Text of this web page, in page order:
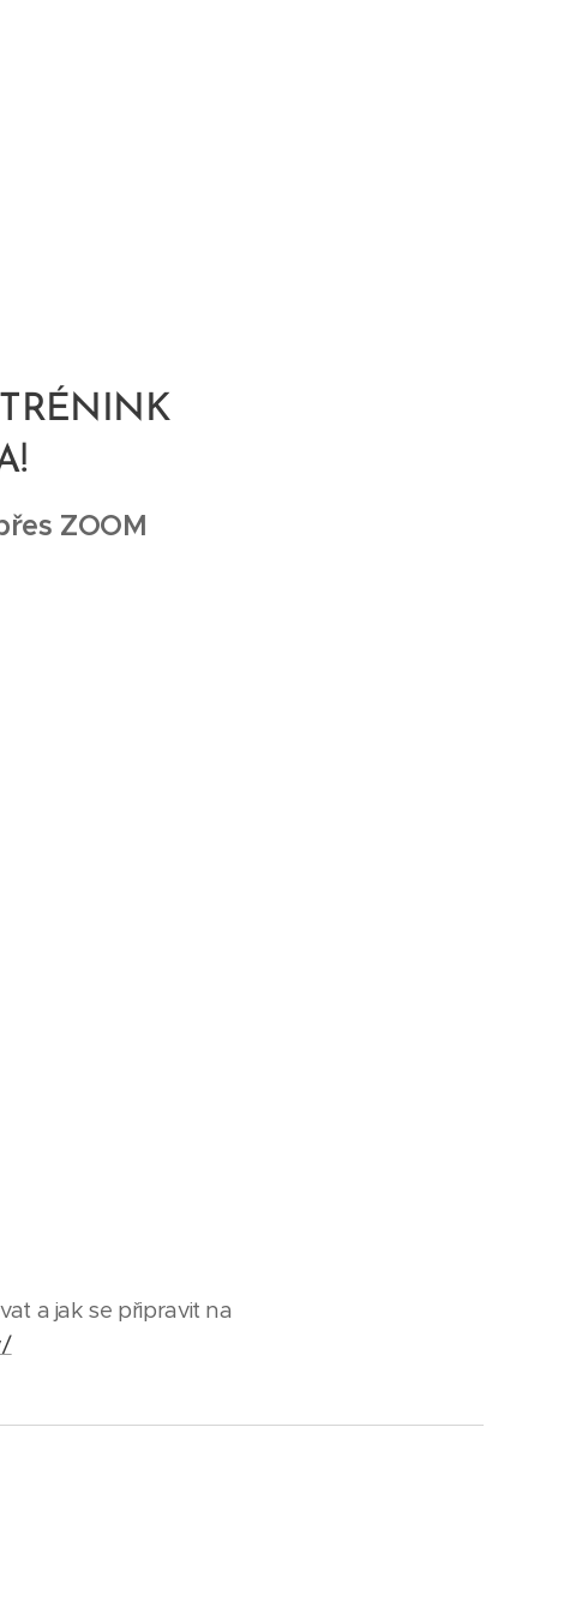
ZOOM
a jak se připravit na